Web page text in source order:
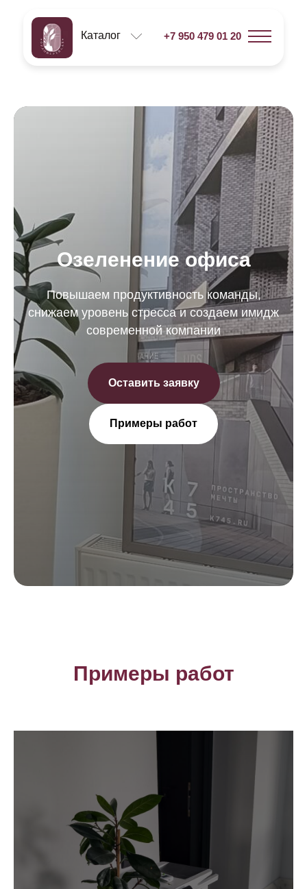
+7 950 479 01 20
Каталог
Озеленение офиса
Повышаем продуктивность команды,
снижаем уровень стресса и создаем имидж
современной компании
Оставить заявку
Примеры работ
Примеры работ